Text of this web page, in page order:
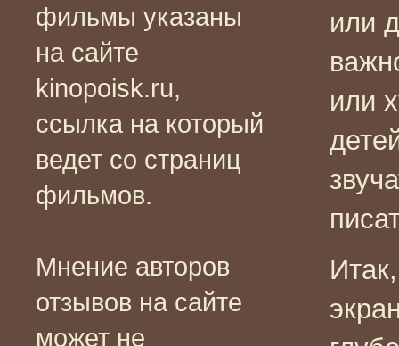
фильмы указаны
на сайте
kinopoisk.ru,
ссылка на который
ведет со страниц
фильмов.
Мнение авторов
отзывов на сайте
может не
или
или